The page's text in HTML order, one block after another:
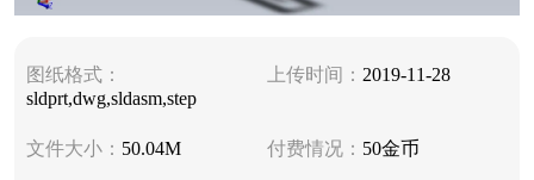
图纸格式：
sldprt,dwg,sldasm,step
上传时间： 2019-11-28
文件大小： 50.04M 付费情况： 50金币